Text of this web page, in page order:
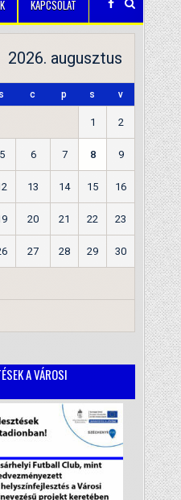
KAPCSOLAT
2026. augusztus
s c p s v
1 2
5 6 7 8 9
13 14 15 16
20 21 22 23
27 28 29 30
A VÁROSI